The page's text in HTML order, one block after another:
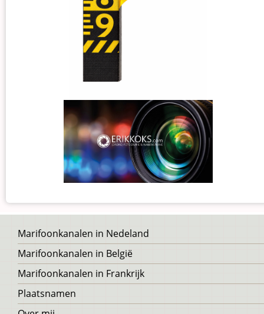
Voet
Marifoonkanalen in Nedeland
Marifoonkanalen in België
Marifoonkanalen in Frankrijk
Plaatsnamen